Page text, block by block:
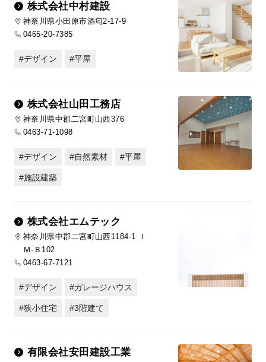
株式会社中村建設
神奈川県小田原市酒匂2-17-9
0465-20-7385
デザイン 平屋
株式会社山田工務店
神奈川県中郡二宮町山西376
0463-71-1098
デザイン 自然素材 平屋
施設建築
株式会社エムテック
神奈川県中郡二宮町山西1184-1 Ｉ
Ｍ-Ｂ102
0463-67-7121
デザイン ガレージハウス
狭小住宅 3階建て
有限会社安田建設工業